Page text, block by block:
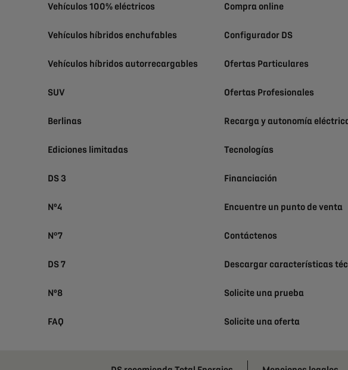
Vehículos 100% eléctricos
Vehículos híbridos enchufables
Vehículos híbridos autorrecargables
SUV
Berlinas
Ediciones limitadas
DS 3
Nº4
N°7
DS 7
Nº8
FAQ
Compra online
Configurador DS
Ofertas Particulares
Ofertas Profesionales
Recarga y autonomía
Tecnologías
Financiación
Encuentre un punto de venta
Contáctenos
Descargar características
Solicite una prueba
Solicite una oferta